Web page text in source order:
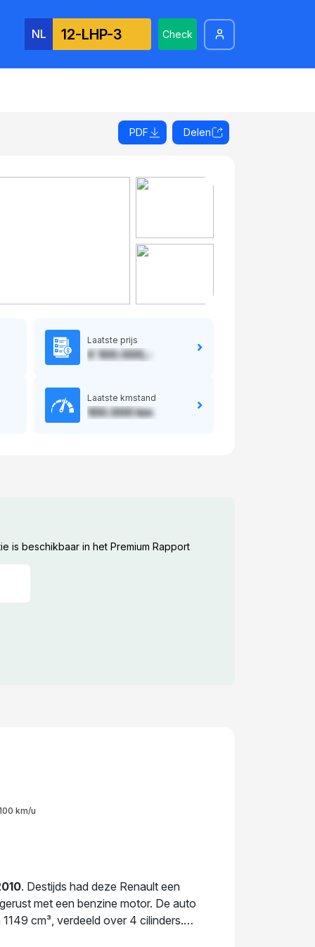
NL Check
PDF Delen
Laatste prijs
€ 100.000,-
Laatste kmstand
100.000 km
is beschikbaar in het Premium Rapport
km/u
. Destijds had deze Renault een
met een benzine motor. De auto
cm³, verdeeld over 4 cilinders.
kg biedt deze auto stabiliteit en comfort.